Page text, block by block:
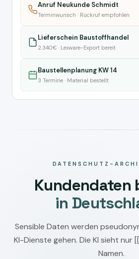
Anruf Neukunde Schmidt
Terminwunsch · Rückruf empfohlen
Lieferschein Baustoffhandel
2.340€ · Lexware-Export bereit
Baustellenplanung KW 14
3 Termine · Material bestellt
DATENSCHUTZ-
Kundendaten
in
Sensible Daten werden
KI-Dienste gehen. Die KI sieht nur
Namen.